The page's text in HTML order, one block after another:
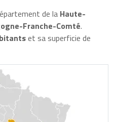
de la Haute-
Franche-Comté.
et sa superficie de